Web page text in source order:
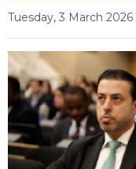
Tuesday, 3 March 2026